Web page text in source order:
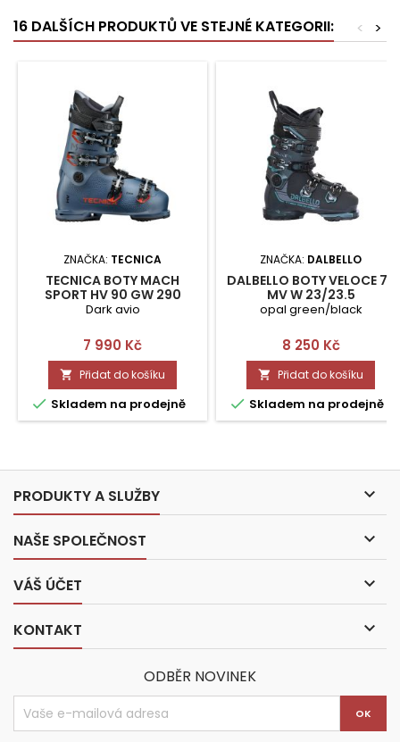
16 DALŠÍCH PRODUKTŮ VE STEJNÉ KATEGORII: >
<
ZNAČKA: TECNICA
TECNICA BOTY MACH
SPORT HV 90 GW 290
Dark avio
Cena
7 990 Kč
 Přidat do košíku
 Skladem na prodejně
ZNAČKA: DALBELLO
DALBELLO BOTY VELOCE 75
MV W 23/23.5
opal green/black
Cena
8 250 Kč
 Přidat do košíku
 Skladem na prodejně
PRODUKTY A SLUŽBY 
NAŠE SPOLEČNOST 
VÁŠ ÚČET 
KONTAKT 
ODBĚR NOVINEK